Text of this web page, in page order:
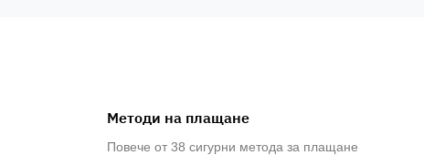
Методи на плащане
Повече от 38 сигурни метода за плащане